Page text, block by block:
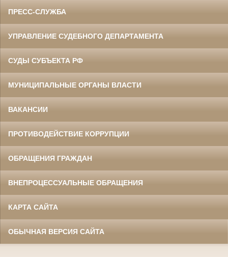
ПРЕСС-СЛУЖБА
УПРАВЛЕНИЕ СУДЕБНОГО ДЕПАРТАМЕНТА
СУДЫ СУБЪЕКТА РФ
МУНИЦИПАЛЬНЫЕ ОРГАНЫ ВЛАСТИ
ВАКАНСИИ
ПРОТИВОДЕЙСТВИЕ КОРРУПЦИИ
ОБРАЩЕНИЯ ГРАЖДАН
ВНЕПРОЦЕССУАЛЬНЫЕ ОБРАЩЕНИЯ
КАРТА САЙТА
ОБЫЧНАЯ ВЕРСИЯ САЙТА